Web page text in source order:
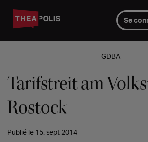
Se
GDBA
Tarifstreit am
Rostock
Publié le 15. sept 2014